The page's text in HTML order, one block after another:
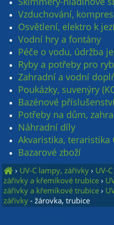
Vzduchování,
Osvětlení, elektro k
Vodní hry a fontány
Péče o vodu, údržba
Ryby a potřeby pro
Zahradní a vodní
Poukázky, suvenýry
Bazénové
Potřeby na dům,
Náhradní díly
Akvaristika, teraristika
Bazarové zboží
› UV-C lampy, zářivky › UV-
zářivky a křemíkové trubice ›
zářivky a křemíkové trubice ›
zářivky - žárovka, trubice